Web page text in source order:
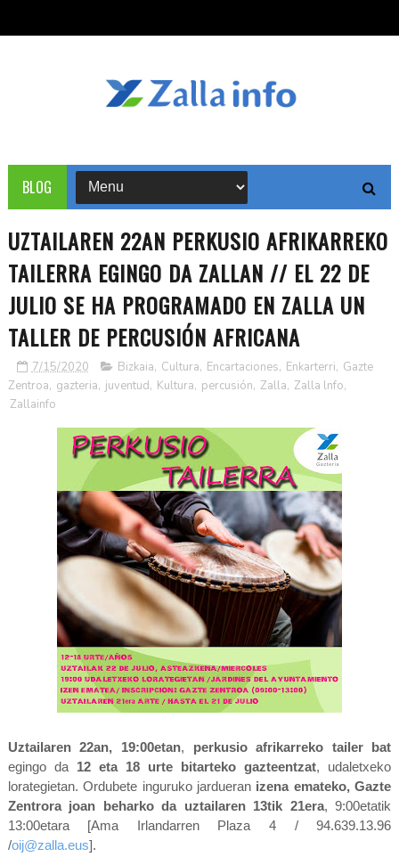
BLOG
UZTAILAREN 22AN PERKUSIO AFRIKARREKO
TAILERRA EGINGO DA ZALLAN // EL 22 DE
JULIO SE HA PROGRAMADO EN ZALLA UN
TALLER DE PERCUSIÓN AFRICANA
7/15/2020 Bizkaia, Cultura, Encartaciones, Enkarterri, Gazte
Zentroa, gazteria, juventud, Kultura, percusión, Zalla, Zalla lnfo,
Zallainfo
Uztailaren 22an, 19:00etan, perkusio afrikarreko tailer bat
egingo da 12 eta 18 urte bitarteko gazteentzat, udaletxeko
lorategietan. Ordubete inguruko jardueran izena emateko, Gazte
Zentrora joan beharko da uztailaren 13tik 21era, 9:00etatik
13:00etara [Ama Irlandarren Plaza 4 / 94.639.13.96
/oij@zalla.eus].